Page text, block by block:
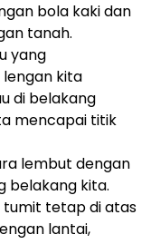
bola kaki dan
tanah.
yang
lengan kita
di belakang
mencapai titik
lembut dengan
belakang kita.
tetap di atas
lantai,